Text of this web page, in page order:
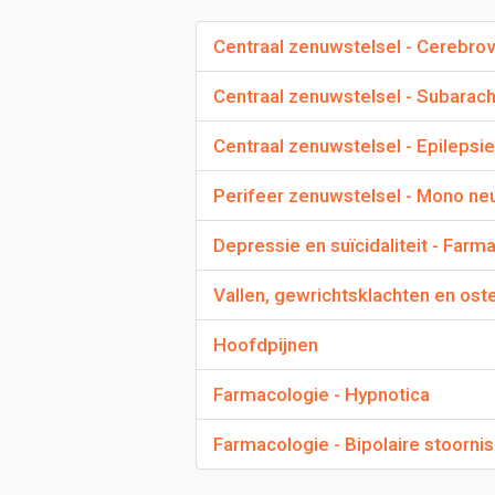
Wat zijn
Aandoeningen die de
beroertes en
Wat voor AO zet je
Hoe gaat de
Neurologische reflex
Centraal zenuwstelsel -
Centraal zenuwstelsel -
Centraal zenuwstelsel - Epilepsie
Perifeer zenuwstelsel - Mono
Depressie en suïcidaliteit -
Vallen, gewrichtsklachten en
Hoofdpijnen
Farmacologie - Hypnotica
Farmacologie - Bipolaire